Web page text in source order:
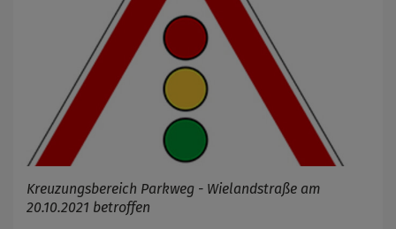
Kreuzungsbereich Parkweg - Wielandstraße am
20.10.2021 betroffen